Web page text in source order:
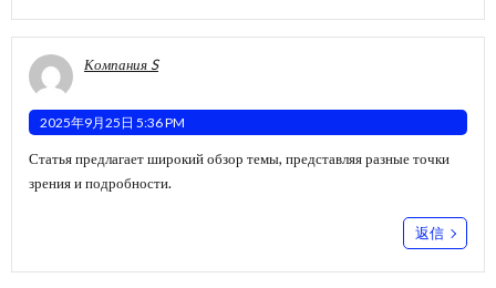
Компания S
2025年9月25日 5:36 PM
Статья предлагает широкий обзор темы, представляя разные точки
зрения и подробности.
返信